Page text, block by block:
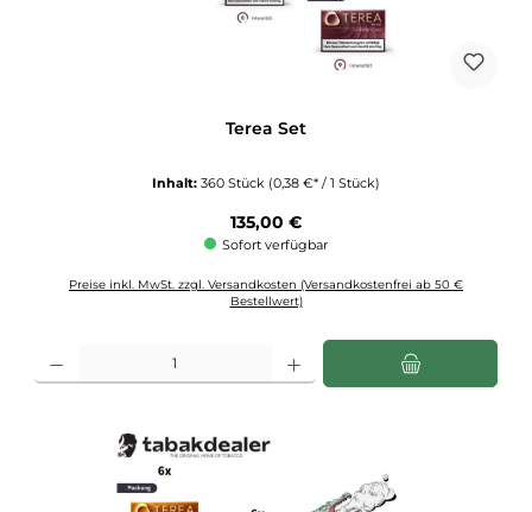
Terea Set
Inhalt: 360 Stück (0,38 €* / 1 Stück)
Regulärer Preis:
135,00 €
Sofort verfügbar
Preise inkl. MwSt. zzgl. Versandkosten (Versandkostenfrei ab 50 €
Bestellwert)
Produkt Anzahl: Gib den gewünschten Wert ein oder benutze die Schaltflächen